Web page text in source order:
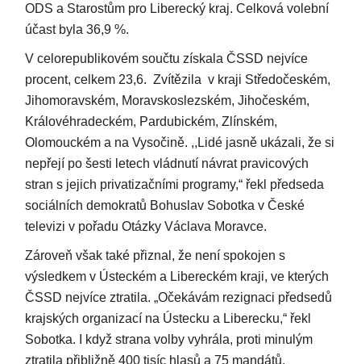
ODS a Starostům pro Liberecký kraj. Celková volební
účast byla 36,9 %.
V celorepublikovém součtu získala ČSSD nejvíce
procent, celkem 23,6. Zvítězila v kraji Středočeském,
Jihomoravském, Moravskoslezském, Jihočeském,
Královéhradeckém, Pardubickém, Zlínském,
Olomouckém a na Vysočině. ,,Lidé jasně ukázali, že si
nepřejí po šesti letech vládnutí návrat pravicových
stran s jejich privatizačními programy,“ řekl předseda
sociálních demokratů Bohuslav Sobotka v České
televizi v pořadu Otázky Václava Moravce.
Zároveň však také přiznal, že není spokojen s
výsledkem v Ústeckém a Libereckém kraji, ve kterých
ČSSD nejvíce ztratila. „Očekávám rezignaci předsedů
krajských organizací na Ústecku a Liberecku,“ řekl
Sobotka. I když strana volby vyhrála, proti minulým
ztratila přibližně 400 tisíc hlasů a 75 mandátů.